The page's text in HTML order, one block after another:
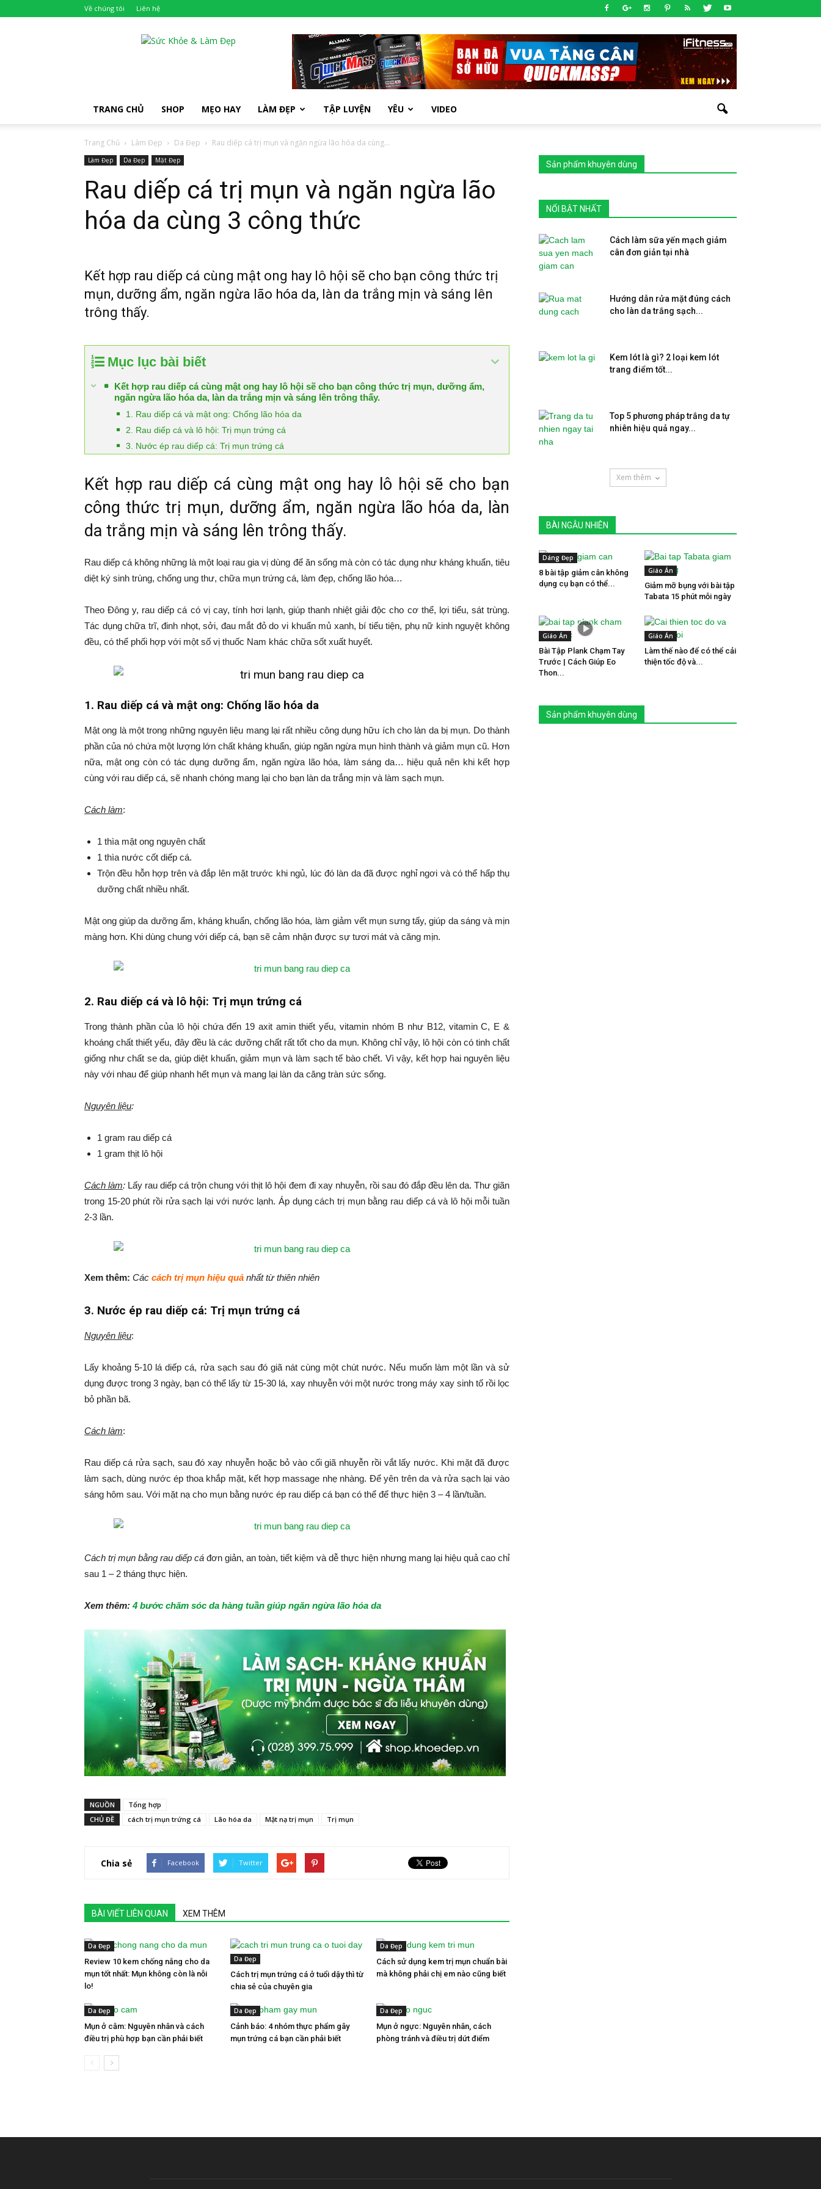
Về chúng tôi Liên hệ
TRANG CHỦ SHOP MẸO HAY LÀM ĐẸP TẬP LUYỆN YÊU VIDEO
Trang Chủ Làm Đẹp Da Đẹp Rau diếp cá trị mụn và ngăn ngừa lão hóa da cùng...
Làm Đẹp Da Đẹp Mặt Đẹp
Rau diếp cá trị mụn và ngăn ngừa lão
hóa da cùng 3 công thức
Kết hợp rau diếp cá cùng mật ong hay lô hội sẽ cho bạn công thức trị
mụn, dưỡng ẩm, ngăn ngừa lão hóa da, làn da trắng mịn và sáng lên
trông thấy.
Mục lục bài biết
Kết hợp rau diếp cá cùng mật ong hay lô hội sẽ cho bạn công thức trị mụn, dưỡng ẩm,
ngăn ngừa lão hóa da, làn da trắng mịn và sáng lên trông thấy.
1. Rau diếp cá và mật ong: Chống lão hóa da
2. Rau diếp cá và lô hội: Trị mụn trứng cá
3. Nước ép rau diếp cá: Trị mụn trứng cá
Kết hợp rau diếp cá cùng mật ong hay lô hội sẽ cho bạn
công thức trị mụn, dưỡng ẩm, ngăn ngừa lão hóa da, làn
da trắng mịn và sáng lên trông thấy.
Rau diếp cá không những là một loại rau gia vị dùng để ăn sống mà còn có tác dụng như kháng khuẩn, tiêu
diệt ký sinh trùng, chống ung thư, chữa mụn trứng cá, làm đẹp, chống lão hóa…
Theo Đông y, rau diếp cá có vị cay, tính hơi lạnh, giúp thanh nhiệt giải độc cho cơ thể, lợi tiểu, sát trùng.
Tác dụng chữa trĩ, đinh nhọt, sởi, đau mắt đỏ do vi khuẩn mủ xanh, bí tiểu tiện, phụ nữ kinh nguyệt không
đều, có thể phối hợp với một số vị thuốc Nam khác chữa sốt xuất huyết.
1. Rau diếp cá và mật ong: Chống lão hóa da
Mật ong là một trong những nguyên liệu mang lại rất nhiều công dụng hữu ích cho làn da bị mụn. Do thành
phần của nó chứa một lượng lớn chất kháng khuẩn, giúp ngăn ngừa mụn hình thành và giảm mụn cũ. Hơn
nữa, mật ong còn có tác dụng dưỡng ẩm, ngăn ngừa lão hóa, làm sáng da… hiệu quả nên khi kết hợp
cùng với rau diếp cá, sẽ nhanh chóng mang lại cho bạn làn da trắng mịn và làm sạch mụn.
Cách làm:
1 thìa mật ong nguyên chất
1 thìa nước cốt diếp cá.
Trộn đều hỗn hợp trên và đắp lên mặt trước khi ngủ, lúc đó làn da đã được nghỉ ngơi và có thể hấp thụ
dưỡng chất nhiều nhất.
Mật ong giúp da dưỡng ẩm, kháng khuẩn, chống lão hóa, làm giảm vết mụn sưng tấy, giúp da sáng và mịn
màng hơn. Khi dùng chung với diếp cá, bạn sẽ cảm nhận được sự tươi mát và căng mịn.
2. Rau diếp cá và lô hội: Trị mụn trứng cá
Trong thành phần của lô hội chứa đến 19 axit amin thiết yếu, vitamin nhóm B như B12, vitamin C, E &
khoáng chất thiết yếu, đây đều là các dưỡng chất rất tốt cho da mụn. Không chỉ vậy, lô hội còn có tinh chất
giống như chất se da, giúp diệt khuẩn, giảm mụn và làm sạch tế bào chết. Vì vậy, kết hợp hai nguyên liệu
này với nhau để giúp nhanh hết mụn và mang lại làn da căng tràn sức sống.
Nguyên liệu:
1 gram rau diếp cá
1 gram thịt lô hội
Cách làm: Lấy rau diếp cá trộn chung với thịt lô hội đem đi xay nhuyễn, rồi sau đó đắp đều lên da. Thư giãn
trong 15-20 phút rồi rửa sạch lại với nước lạnh. Áp dụng cách trị mụn bằng rau diếp cá và lô hội mỗi tuần
2-3 lần.
Xem thêm: Các cách trị mụn hiệu quả nhất từ thiên nhiên
3. Nước ép rau diếp cá: Trị mụn trứng cá
Nguyên liệu:
Lấy khoảng 5-10 lá diếp cá, rửa sạch sau đó giã nát cùng một chút nước. Nếu muốn làm một lần và sử
dụng được trong 3 ngày, bạn có thể lấy từ 15-30 lá, xay nhuyễn với một nước trong máy xay sinh tố rồi lọc
bỏ phần bã.
Cách làm:
Rau diếp cá rửa sạch, sau đó xay nhuyễn hoặc bỏ vào cối giã nhuyễn rồi vắt lấy nước. Khi mặt đã được
làm sạch, dùng nước ép thoa khắp mặt, kết hợp massage nhẹ nhàng. Để yên trên da và rửa sạch lại vào
sáng hôm sau. Với mặt nạ cho mụn bằng nước ép rau diếp cá bạn có thể để thực hiện 3 – 4 lần/tuần.
Cách trị mụn bằng rau diếp cá đơn giản, an toàn, tiết kiệm và dễ thực hiện nhưng mang lại hiệu quả cao chỉ
sau 1 – 2 tháng thực hiện.
Xem thêm:4 bước chăm sóc da hàng tuần giúp ngăn ngừa lão hóa da
NGUỒN
Tổng hợp
CHỦ ĐỀ
cách trị mụn trứng cá Lão hóa da Mặt nạ trị mụn Trị mụn
Chia sẻ Facebook Twitter
BÀI VIẾT LIÊN QUAN XEM THÊM
Da Đẹp
Review 10 kem chống nắng cho da
mụn tốt nhất: Mụn không còn là nỗi
lo!
Da Đẹp
Cách trị mụn trứng cá ở tuổi dậy thì từ
chia sẻ của chuyên gia
Da Đẹp
Cách sử dụng kem trị mụn chuẩn bài
mà không phải chị em nào cũng biết
Da Đẹp
Mụn ở cằm: Nguyên nhân và cách
điều trị phù hợp bạn cần phải biết
Da Đẹp
Cảnh báo: 4 nhóm thực phẩm gây
mụn trứng cá bạn cần phải biết
Da Đẹp
Mụn ở ngực: Nguyên nhân, cách
phòng tránh và điều trị dứt điểm
Sản phẩm khuyên dùng
NỔI BẬT NHẤT
Cách làm sữa yến mạch giảm
cân đơn giản tại nhà
Hướng dẫn rửa mặt đúng cách
cho làn da trắng sạch...
Kem lót là gì? 2 loại kem lót
trang điểm tốt...
Top 5 phương pháp trắng da tự
nhiên hiệu quả ngay...
Xem thêm
BÀI NGẪU NHIÊN
Dáng Đẹp
8 bài tập giảm cân không
dụng cụ bạn có thể...
Giáo Án
Giảm mỡ bụng với bài tập
Tabata 15 phút mỗi ngày
Giáo Án
Bài Tập Plank Chạm Tay
Trước | Cách Giúp Eo
Thon...
Giáo Án
Làm thế nào để có thể cải
thiện tốc độ và...
Sản phẩm khuyên dùng